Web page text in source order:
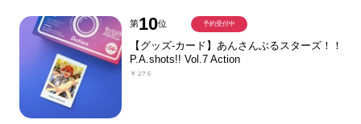
第10位
【グッズ-カード】あんさんぶるスターズ！！
P.A.shots!! Vol.7 Action
￥275
予約受付中